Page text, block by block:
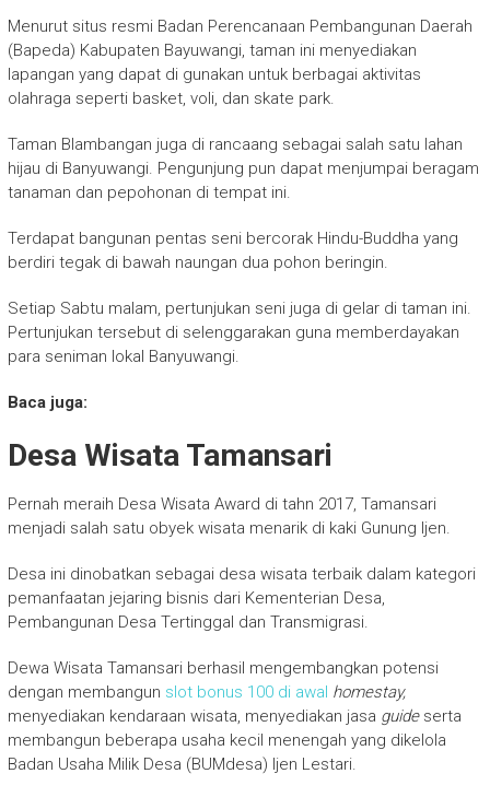
Menurut situs resmi Badan Perencanaan Pembangunan Daerah
(Bapeda) Kabupaten Bayuwangi, taman ini menyediakan
lapangan yang dapat di gunakan untuk berbagai aktivitas
olahraga seperti basket, voli, dan skate park.
Taman Blambangan juga di rancaang sebagai salah satu lahan
hijau di Banyuwangi. Pengunjung pun dapat menjumpai beragam
tanaman dan pepohonan di tempat ini.
Terdapat bangunan pentas seni bercorak Hindu-Buddha yang
berdiri tegak di bawah naungan dua pohon beringin.
Setiap Sabtu malam, pertunjukan seni juga di gelar di taman ini.
Pertunjukan tersebut di selenggarakan guna memberdayakan
para seniman lokal Banyuwangi.
Baca juga:
Desa Wisata Tamansari
Pernah meraih Desa Wisata Award di tahn 2017, Tamansari
menjadi salah satu obyek wisata menarik di kaki Gunung Ijen.
Desa ini dinobatkan sebagai desa wisata terbaik dalam kategori
pemanfaatan jejaring bisnis dari Kementerian Desa,
Pembangunan Desa Tertinggal dan Transmigrasi.
Dewa Wisata Tamansari berhasil mengembangkan potensi
dengan membangun slot bonus 100 di awal homestay,
menyediakan kendaraan wisata, menyediakan jasa guideserta
membangun beberapa usaha kecil menengah yang dikelola
Badan Usaha Milik Desa (BUMdesa) Ijen Lestari.